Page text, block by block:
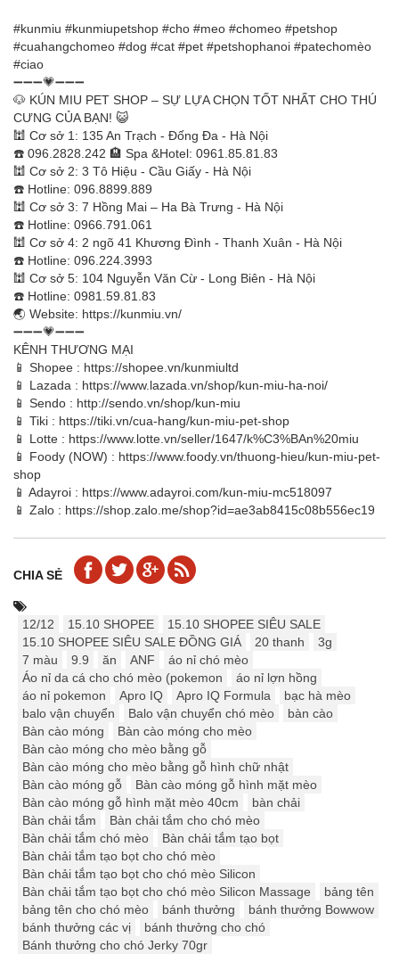
#kunmiu #kunmiupetshop #cho #meo #chomeo #petshop
#cuahangchomeo #dog #cat #pet #petshophanoi #patechomèo
#ciao
➖➖➖💗➖➖➖
🐶 KÚN MIU PET SHOP – SỰ LỰA CHỌN TỐT NHẤT CHO THÚ
CƯNG CỦA BẠN! 😺
🕍 Cơ sở 1: 135 An Trạch - Đống Đa - Hà Nội
☎️ 096.2828.242 🏨 Spa &Hotel: 0961.85.81.83
🕍 Cơ sở 2: 3 Tô Hiệu - Cầu Giấy - Hà Nội
☎️ Hotline: 096.8899.889
🕍 Cơ sở 3: 7 Hồng Mai – Ha Bà Trưng - Hà Nội
☎️ Hotline: 0966.791.061
🕍 Cơ sở 4: 2 ngõ 41 Khương Đình - Thanh Xuân - Hà Nội
☎️ Hotline: 096.224.3993
🕍 Cơ sở 5: 104 Nguyễn Văn Cừ - Long Biên - Hà Nội
☎️ Hotline: 0981.59.81.83
🌏 Website: https://kunmiu.vn/
➖➖➖💗➖➖➖
KÊNH THƯƠNG MẠI
📱 Shopee : https://shopee.vn/kunmiultd
📱 Lazada : https://www.lazada.vn/shop/kun-miu-ha-noi/
📱 Sendo : http://sendo.vn/shop/kun-miu
📱 Tiki : https://tiki.vn/cua-hang/kun-miu-pet-shop
📱 Lotte : https://www.lotte.vn/seller/1647/k%C3%BAn%20miu
📱 Foody (NOW) : https://www.foody.vn/thuong-hieu/kun-miu-pet-
shop
📱 Adayroi : https://www.adayroi.com/kun-miu-mc518097
📱 Zalo : https://shop.zalo.me/shop?id=ae3ab8415c08b556ec19
CHIA SẺ
12/12 15.10 SHOPEE
15.10 SHOPEE SIÊU SALE
15.10 SHOPEE SIÊU SALE ĐỒNG GIÁ
20 thanh
3g
7 màu
9.9 ăn ANF
áo nỉ chó mèo
Áo nỉ da cá cho chó mèo (pokemon
áo nỉ lợn hồng
áo nỉ pokemon
Apro IQ Apro IQ Formula
bạc hà mèo
balo vận chuyển
Balo vận chuyển chó mèo
bàn cào
Bàn cào móng
Bàn cào móng cho mèo
Bàn cào móng cho mèo bằng gỗ
Bàn cào móng cho mèo bằng gỗ hình chữ nhật
Bàn cào móng gỗ
Bàn cào móng gỗ hình mặt mèo
Bàn cào móng gỗ hình mặt mèo 40cm
bàn chải
Bàn chải tắm
Bàn chải tắm cho chó mèo
Bàn chải tắm chó mèo
Bàn chải tắm tạo bọt
Bàn chải tắm tạo bọt cho chó mèo
Bàn chải tắm tạo bọt cho chó mèo Silicon
Bàn chải tắm tạo bọt cho chó mèo Silicon Massage
bảng tên
bảng tên cho chó mèo
bánh thưởng
bánh thưởng Bowwow
bánh thưởng các vị
bánh thưởng cho chó
Bánh thưởng cho chó Jerky 70gr